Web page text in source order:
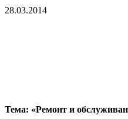
28.03.2014
Тема: «Ремонт и